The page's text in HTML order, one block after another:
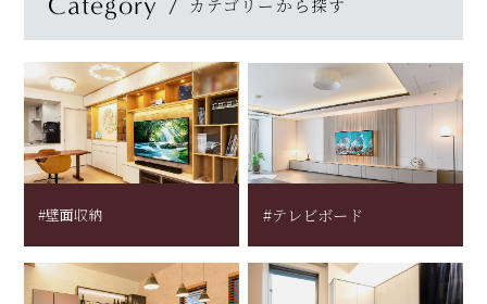
カテゴリーから探す
#壁面収納 #テレビボード